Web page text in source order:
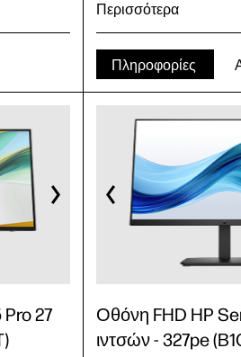
60,5 cm (23,8")
FHD (1920 x1080)
1000:1 1
1ms GtG (με
IPS, LED
Περισσότερα
Πληροφορίες
27
Οθόνη FHD HP
ιντσών - 327pe